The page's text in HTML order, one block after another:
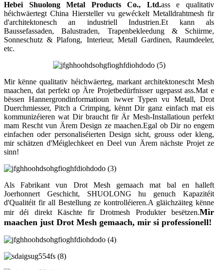
Hebei Shuolong Metal Products Co., Ltd.ass e qualitativ
héichwäertegt China Hiersteller vu gewéckelt Metalldrahtmesh fir
d'architektonesch an industriell Industrien.Et kann als
Baussefassaden, Balustraden, Trapenbekleedung & Schiirme,
Sonneschutz & Plafong, Interieur, Metall Gardinen, Raumdeeler,
etc.
Mir kënne qualitativ héichwäerteg, markant architektonescht Mesh
maachen, dat perfekt op Äre Projetbedürfnisser ugepasst ass.Mat e
bëssen Hannergrondinformatioun iwwer Typen vu Metall, Drot
Duerchmiesser, Pitch a Crimping, kënnt Dir ganz einfach mat eis
kommunizéieren wat Dir braucht fir Är Mesh-Installatioun perfekt
mam Rescht vun Ärem Design ze maachen.Egal ob Dir no engem
einfachen oder personaliséierten Design sicht, grouss oder kleng,
mir schätzen d'Méiglechkeet en Deel vun Ärem nächste Projet ze
sinn!
Als Fabrikant vun Drot Mesh gemaach mat bal en halleft
Joerhonnert Geschicht, SHUOLONG hu genuch Kapazitéit
d'Qualitéit fir all Bestellung ze kontrolléieren.A gläichzäiteg kënne
mir déi direkt Käschte fir Drotmesh Produkter besëtzen.Mir
maachen just Drot Mesh gemaach, mir si professionell!